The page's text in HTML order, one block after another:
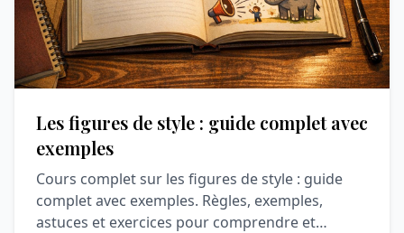
Les figures de style : guide complet avec
exemples
Cours complet sur les figures de style : guide
complet avec exemples. Règles, exemples,
astuces et exercices pour comprendre et